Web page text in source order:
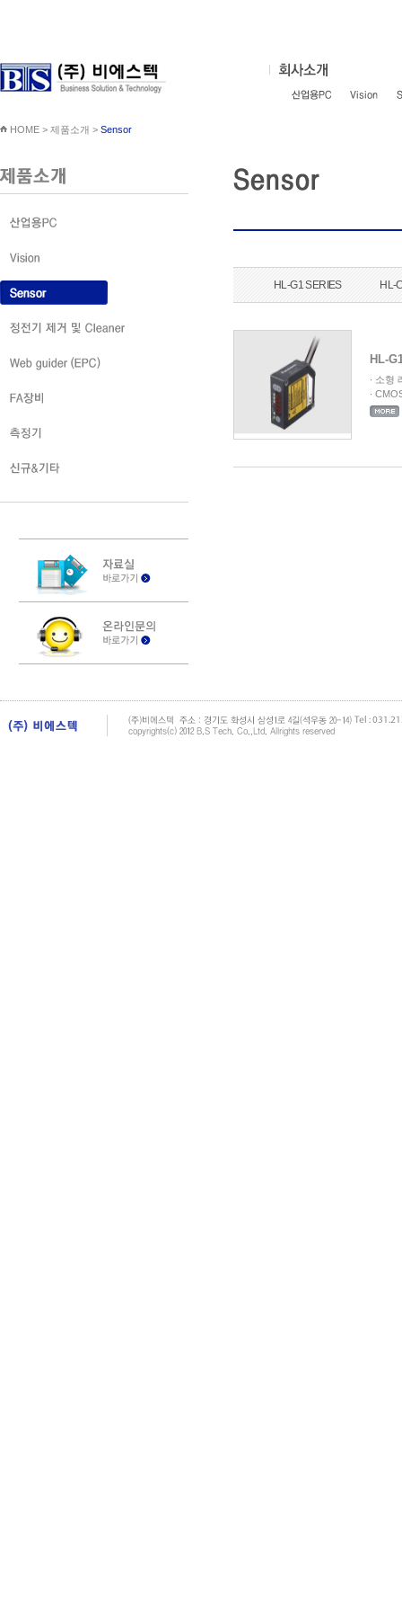
HOME > 제품소개 > Sensor
HL-G1 SERIES HL-
HL-
∙ 소형
∙